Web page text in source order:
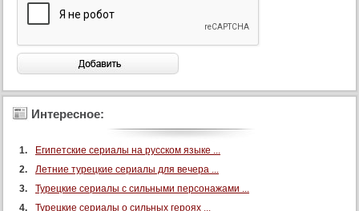
72 серия
76 серия
77 серия
78 серия
Интересное:
Египетские сериалы на русском языке ...
Летние турецкие сериалы для вечера ...
Турецкие сериалы с сильными персонажами ...
Турецкие сериалы о сильных героях ...